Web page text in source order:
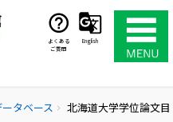
よくある
ご質問
English
タベース chevron_right
北海道大学学位論文目